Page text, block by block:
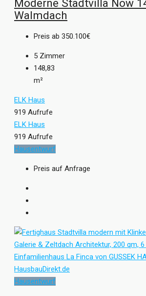
Moderne Stadtvilla Now
Walmdach
Preis ab 350.100€
5 Zimmer
148,83
m²
ELK Haus
919 Aufrufe
ELK Haus
919 Aufrufe
Hausentwurf
Preis auf Anfrage
Hausentwurf